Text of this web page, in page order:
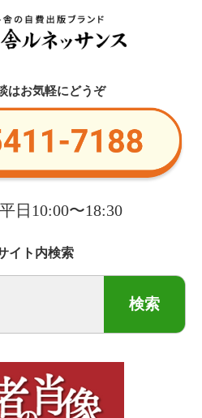
はお気軽にどうぞ
日10:00〜18:30
イト内検索
検索